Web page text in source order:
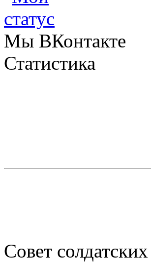
Мы ВКонтакте
Статистика
Совет